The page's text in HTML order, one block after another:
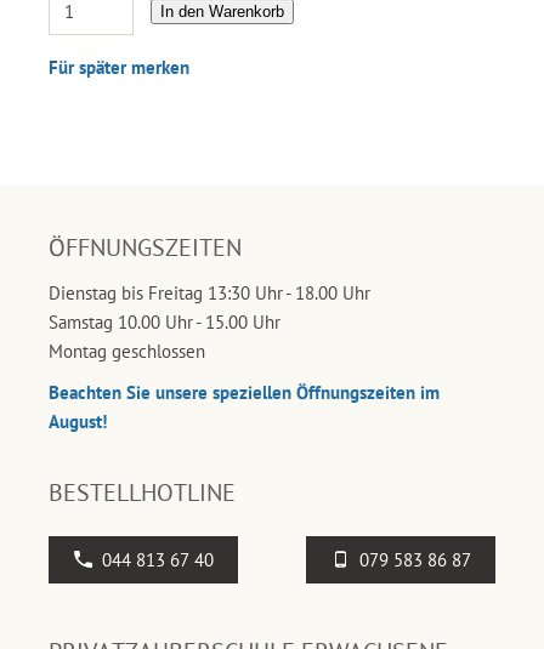
In den Warenkorb
Für später merken
ÖFFNUNGSZEITEN
Dienstag bis Freitag 13:30 Uhr - 18.00 Uhr
Samstag 10.00 Uhr - 15.00 Uhr
Montag geschlossen
Beachten Sie unsere speziellen Öffnungszeiten im
August!
BESTELLHOTLINE
044 813 67 40 079 583 86 87